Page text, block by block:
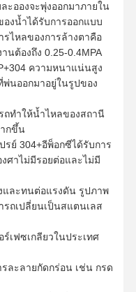
ะอองจะพุ่งออกมาภายใน
งน้ำได้รับการออกแบบ
ไหลของการล้างตาคือ
ต้องถึง 0.25-0.4MPA
ความหนาแน่นสูง
นออกมาอยู่ในรูปของ
ถทำให้น้ำไหลของสถานี
กขึ้น
ย์ 304+อีพ็อกซีได้รับการ
ศาไม่มีรอยต่อและไม่มี
ละทนต่อแรงดัน รูปภาพ
รถเปลี่ยนเป็นสแตนเลส
เฟซเกลียวในประเทศ
ละลายกัดกร่อน เช่น กรด